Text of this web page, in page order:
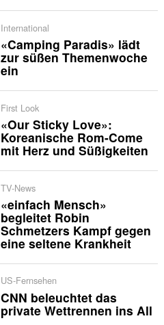
International
«Camping Paradis» lädt
zur süßen Themenwoche
ein
First Look
«Our Sticky Love»:
Koreanische Rom-Come
mit Herz und Süßigkeiten
TV-News
«einfach Mensch»
begleitet Robin
Schmetzers Kampf gegen
eine seltene Krankheit
US-Fernsehen
CNN beleuchtet das
private Wettrennen ins All